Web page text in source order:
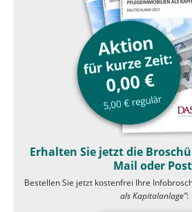
Erhalten Sie jetzt die
Mail oder
Bestellen Sie jetzt kostenfrei Ihre
als Kapitalanlage”: